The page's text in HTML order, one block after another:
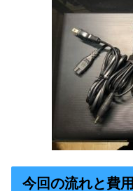
今回の流れと費用